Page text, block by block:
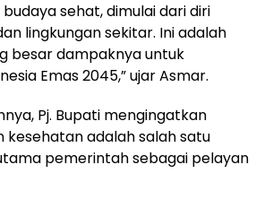
sehat, dimulai dari diri
lingkungan sekitar. Ini adalah
besar dampaknya untuk
Emas 2045,” ujar Asmar.
Pj. Bupati mengingatkan
kesehatan adalah salah satu
pemerintah sebagai pelayan